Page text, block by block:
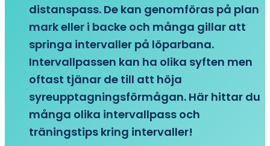
distanspass. De kan genomföras på plan
mark eller i backe och många gillar att
springa intervaller på löparbana.
Intervallpassen kan ha olika syften men
oftast tjänar de till att höja
syreupptagningsförmågan. Här hittar du
många olika intervallpass och
träningstips kring intervaller!